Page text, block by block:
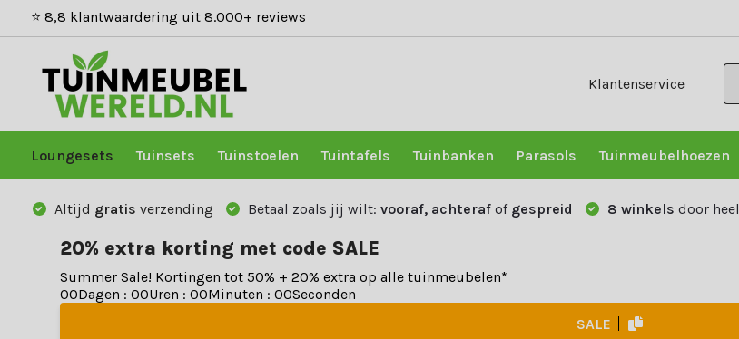
⭐ 8,8 klantwaardering uit 8.000+ reviews
Klantenservice
Loungesets Tuinsets Tuinstoelen Tuintafels Tuinbanken Parasols Tuinmeubelhoezen
Altijd gratis verzending Betaal zoals jij wilt: vooraf, achteraf of gespreid 8 winkels door heel
20% extra korting met code SALE
Summer Sale! Kortingen tot 50% + 20% extra op alle tuinmeubelen*
00Dagen : 00Uren : 00Minuten : 00Seconden
SALE